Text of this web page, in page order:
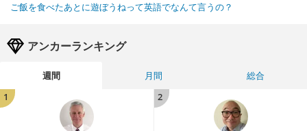
ご飯を食べたあとに遊ぼうねって英語でなんて言うの？
アンカーランキング
週間 月間
総合
1
2